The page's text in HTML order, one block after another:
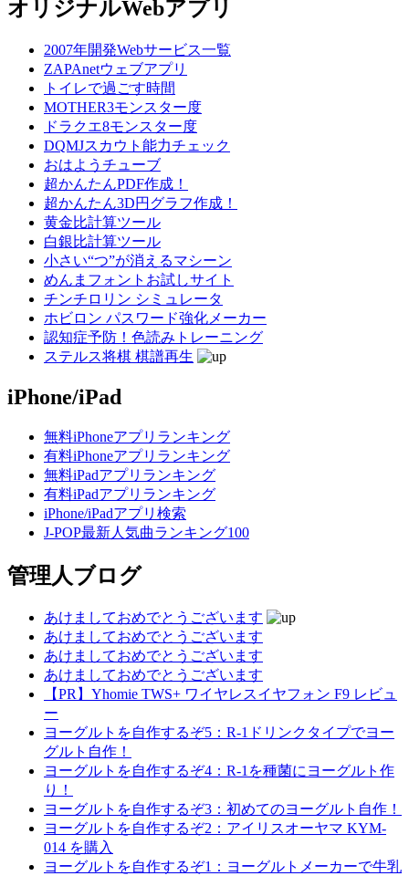
オリジナルWebアプリ
2007年開発Webサービス一覧
ZAPAnetウェブアプリ
トイレで過ごす時間
MOTHER3モンスター度
ドラクエ8モンスター度
DQMJスカウト能力チェック
おはようチューブ
超かんたんPDF作成！
超かんたん3D円グラフ作成！
黄金比計算ツール
白銀比計算ツール
小さい“つ”が消えるマシーン
めんまフォントお試しサイト
チンチロリン シミュレータ
ホビロン パスワード強化メーカー
認知症予防！色読みトレーニング
ステルス将棋 棋譜再生
iPhone/iPad
無料iPhoneアプリランキング
有料iPhoneアプリランキング
無料iPadアプリランキング
有料iPadアプリランキング
iPhone/iPadアプリ検索
J-POP最新人気曲ランキング100
管理人ブログ
あけましておめでとうございます
あけましておめでとうございます
あけましておめでとうございます
あけましておめでとうございます
【PR】Yhomie TWS+ ワイヤレスイヤフォン F9 レビュ
ー
ヨーグルトを自作するぞ5：R-1ドリンクタイプでヨー
グルト自作！
ヨーグルトを自作するぞ4：R-1を種菌にヨーグルト作
り！
ヨーグルトを自作するぞ3：初めてのヨーグルト自作！
ヨーグルトを自作するぞ2：アイリスオーヤマ KYM-
014 を購入
ヨーグルトを自作するぞ1：ヨーグルトメーカーで牛乳